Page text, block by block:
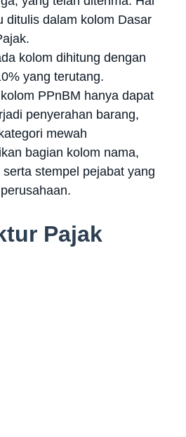
ditulis dalam kolom Dasar
kolom dihitung dengan
yang terutang.
PPnBM hanya dapat
penyerahan barang,
mewah
bagian kolom nama,
stempel pejabat yang
Pajak